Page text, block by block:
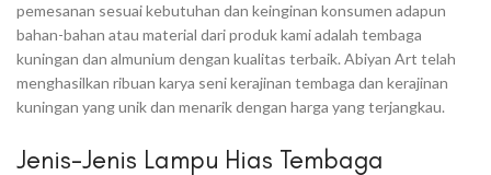
pemesanan sesuai kebutuhan dan keinginan konsumen adapun
bahan-bahan atau material dari produk kami adalah tembaga
kuningan dan almunium dengan kualitas terbaik. Abiyan Art telah
menghasilkan ribuan karya seni kerajinan tembaga dan kerajinan
kuningan yang unik dan menarik dengan harga yang terjangkau.
Jenis-Jenis Lampu Hias Tembaga